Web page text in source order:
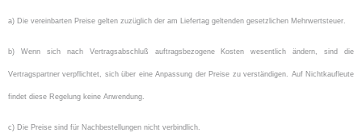
a) Die vereinbarten Preise gelten zuzüglich der am Liefertag geltenden gesetzlichen Mehrwertsteuer.
b) Wenn sich nach Vertragsabschluß auftragsbezogene Kosten wesentlich ändern, sind die
Vertragspartner verpflichtet, sich über eine Anpassung der Preise zu verständigen. Auf Nichtkaufleute
findet diese Regelung keine Anwendung.
c) Die Preise sind für Nachbestellungen nicht verbindlich.